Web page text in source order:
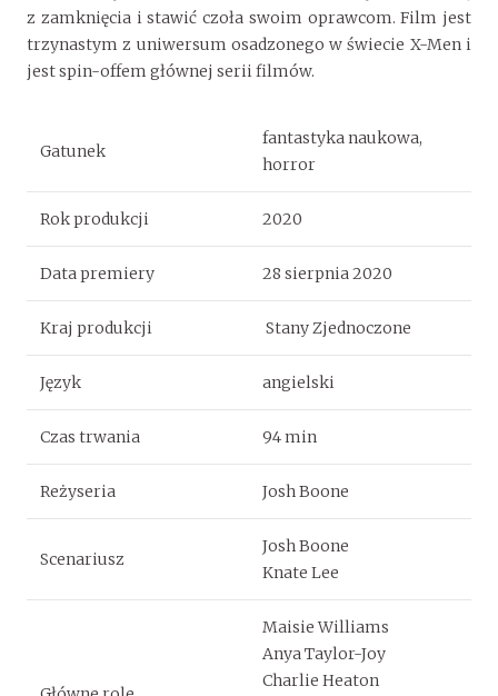
z zamknięcia i stawić czoła swoim oprawcom. Film jest
trzynastym z uniwersum osadzonego w świecie X-Men i
jest spin-offem głównej serii filmów.
Gatunek
fantastyka naukowa,
horror
Rok produkcji 2020
Data premiery 28 sierpnia 2020
Kraj produkcji Stany Zjednoczone
Język angielski
Czas trwania 94 min
Reżyseria Josh Boone
Scenariusz
Josh Boone
Knate Lee
Maisie Williams
Anya Taylor-Joy
Charlie Heaton